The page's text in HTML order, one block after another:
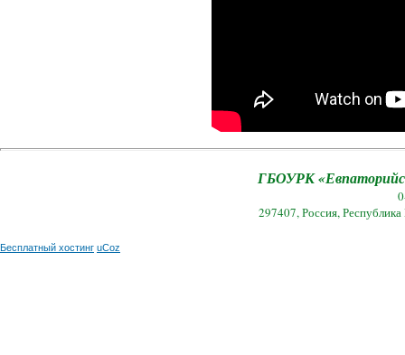
ГБОУРК
297407, Россия,
Бесплатный хостинг uCoz